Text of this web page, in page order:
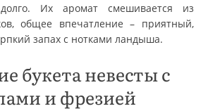
Их аромат смешивается из
общее впечатление – приятный,
запах с нотками ландыша.
букета невесты с
и фрезией